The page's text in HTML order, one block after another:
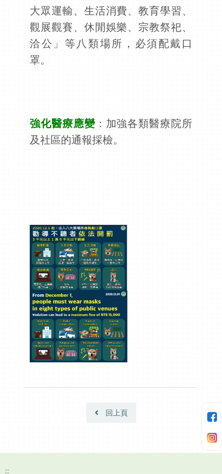
大眾運輸、生活消費、教育學習、
觀展觀賽、休閒娛樂、宗教祭祀、
洽公」等八類場所，必須配戴口
罩。
強化醫療應變：加強各類醫療院所
及社區的通報採檢。
回上頁
:::